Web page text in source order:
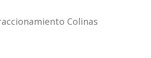
Colinas